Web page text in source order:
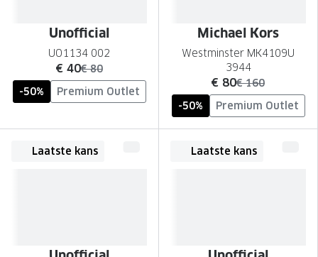
Unofficial
UO1134 002
nu:
€ 40was:
€ 80
-50%
Premium Outlet
Michael Kors
Westminster MK4109U
3944
nu:
€ 80was:
€ 160
-50%
Premium Outlet
Laatste kans Laatste kans